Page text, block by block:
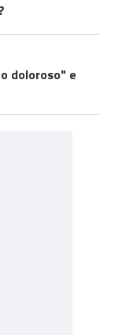
doloroso" e